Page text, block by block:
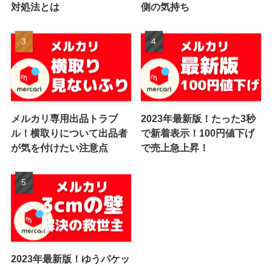
対処法とは
側の気持ち
メルカリ専用出品トラブ
ル！横取りについて出品者
が気を付けたい注意点
2023年最新版！たった3秒
で新着表示！100円値下げ
で売上急上昇！
2023年最新版！ゆうパケッ